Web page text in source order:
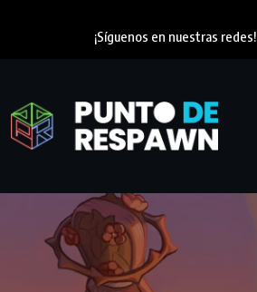
¡Síguenos en nuestras redes!